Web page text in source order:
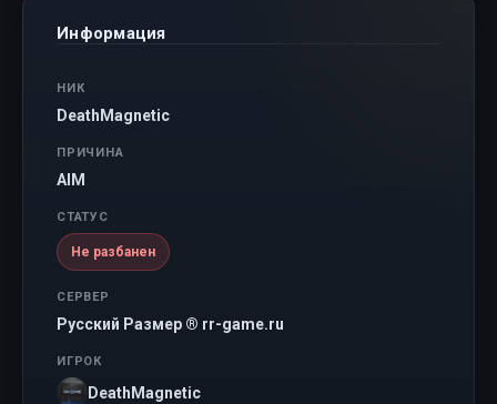
Информация
НИК
DeathMagnetic
ПРИЧИНА
AIM
СТАТУС
Не разбанен
СЕРВЕР
Русский Размер ® rr-game.ru
ИГРОК
DeathMagnetic